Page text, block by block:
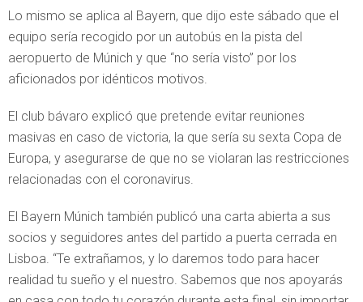
Lo mismo se aplica al Bayern, que dijo este sábado que el
equipo sería recogido por un autobús en la pista del
aeropuerto de Múnich y que “no sería visto” por los
aficionados por idénticos motivos.
El club bávaro explicó que pretende evitar reuniones
masivas en caso de victoria, la que sería su sexta Copa de
Europa, y asegurarse de que no se violaran las restricciones
relacionadas con el coronavirus.
El Bayern Múnich también publicó una carta abierta a sus
socios y seguidores antes del partido a puerta cerrada en
Lisboa. “Te extrañamos, y lo daremos todo para hacer
realidad tu sueño y el nuestro. Sabemos que nos apoyarás